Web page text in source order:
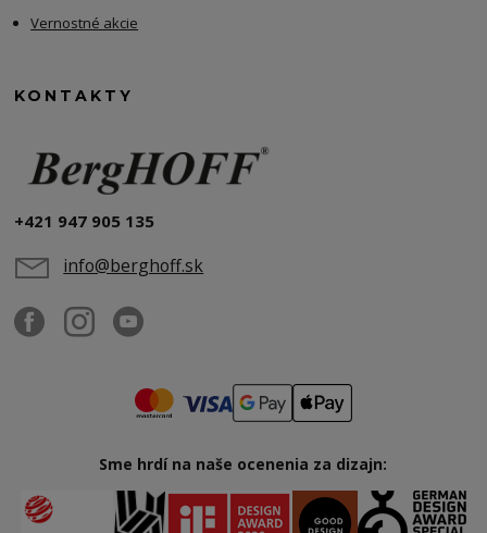
Vernostné akcie
KONTAKTY
+421 947 905 135
info@berghoff.sk
Sme hrdí na naše ocenenia za dizajn: